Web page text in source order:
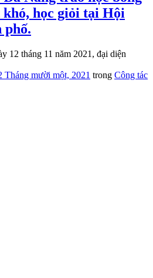
khó, học giỏi tại Hội
phố.
12 tháng 11 năm 2021, đại diện
Tháng mười một, 2021 trong Công tác